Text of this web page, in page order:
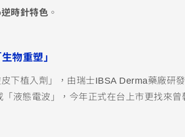
時針特色 。
物重塑」
下植入劑」，由瑞士IBSA Derma藥廠研
液態電波」，今年正式在台上市更找來曾